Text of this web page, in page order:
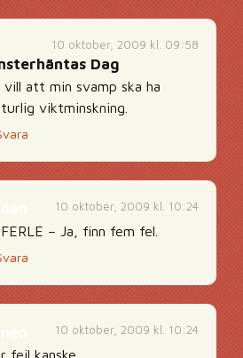
10 oktober, 2009 kl. 09:58
Dag
vill att min svamp ska ha
viktminskning.
10 oktober, 2009 kl. 10:24
– Ja, finn fem fel.
10 oktober, 2009 kl. 10:24
feil kanske.